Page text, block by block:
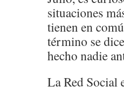
situaciones
tienen en
término se
hecho nadie
La Red Social